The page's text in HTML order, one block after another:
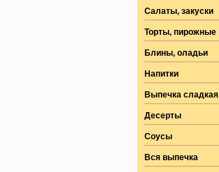
Салаты, закуски
Торты, пирожные
Блины, оладьи
Напитки
Выпечка сладкая
Десерты
Соусы
Вся выпечка